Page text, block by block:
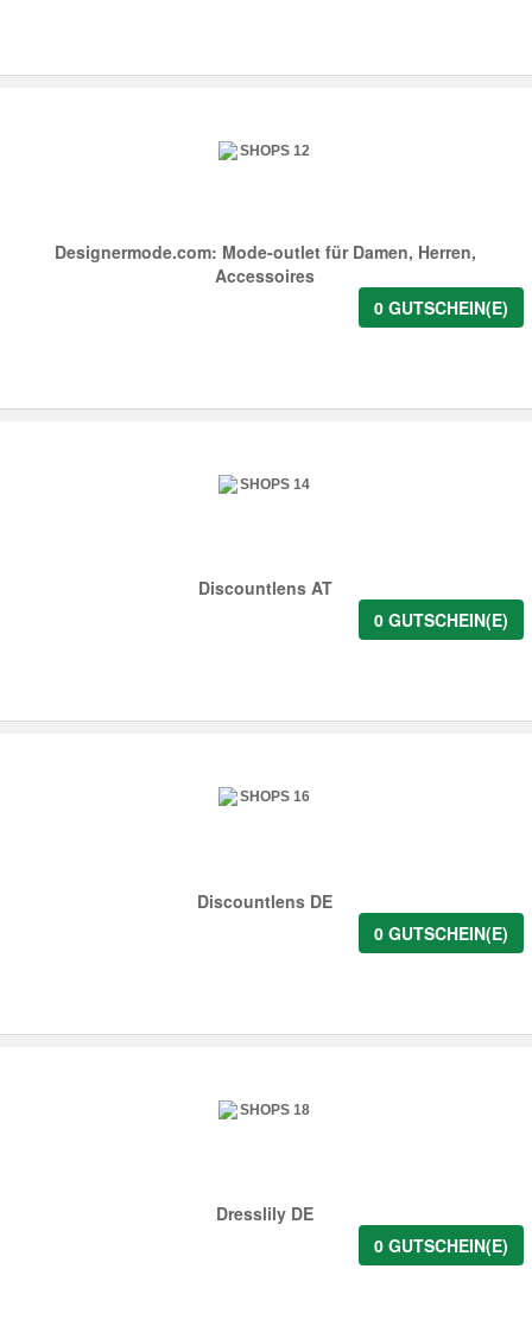
Designermode.com: Mode-outlet für Damen, Herren,
Accessoires
0 GUTSCHEIN(E)
Discountlens AT
0 GUTSCHEIN(E)
Discountlens DE
0 GUTSCHEIN(E)
Dresslily DE
0 GUTSCHEIN(E)